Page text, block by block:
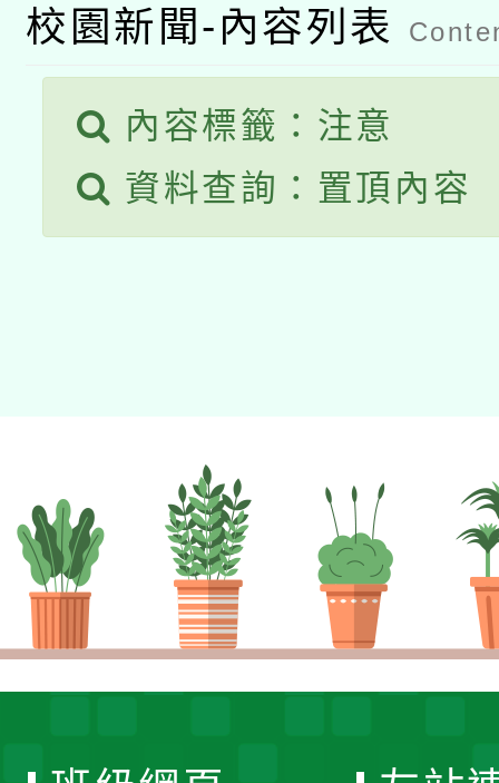
業技術研究院辦理「
用水績優單位及節水達
動」
115年8月22日(星期六
桃園市孔廟祈福系列
開 智慧啟航」
校園新聞-內容列表
內容標籤：注意
資料查詢：置頂內容